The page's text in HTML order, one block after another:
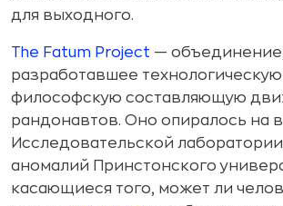
для выходного.
The Fatum Project —
разработавшее
философскую составляющую
рандонавтов. Оно опиралось на
Исследовательской
аномалий Принстонского
касающиеся того, может ли